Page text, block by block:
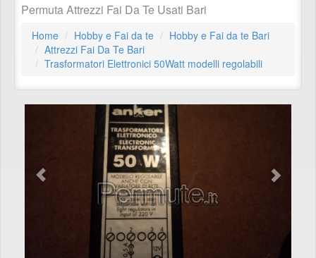
Permuta Attrezzi Fai Da Te Usati Bari
Home Hobby e Fai da te
Hobby e Fai da te Bari
Attrezzi Fai Da Te Bari
Trasformatori Elettronici 50Watt modelli regolabili